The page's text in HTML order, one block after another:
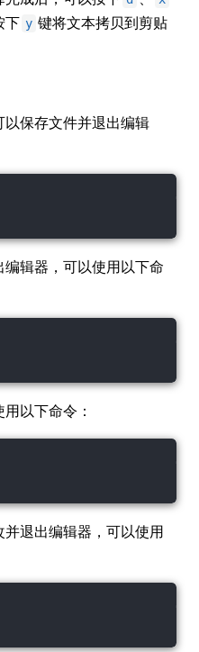
下 y 键将文本拷贝到剪贴
保存文件并退出编辑
辑器，可以使用以下命
以下命令：
退出编辑器，可以使用